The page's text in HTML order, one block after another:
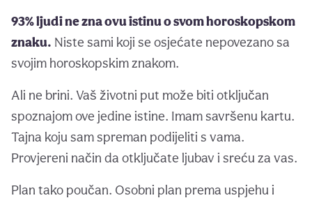
93% ljudi ne zna ovu istinu o svom horoskopskom
znaku. Niste sami koji se osjećate nepovezano sa
svojim horoskopskim znakom.
Ali ne brini. Vaš životni put može biti otključan
spoznajom ove jedine istine. Imam savršenu kartu.
Tajna koju sam spreman podijeliti s vama.
Provjereni način da otključate ljubav i sreću za vas.
Plan tako poučan. Osobni plan prema uspjehu i